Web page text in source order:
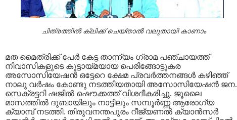
ചിത്രത്തില്‍ ക്ലിക്ക് ചെയ്താല്‍ വലുതായി കാണാം
മത മൈത്രിക്ക് പേര്‍ കേട്ട താന്ന്യം ഗ്രാമ പഞ്ചായത്ത്
നിവാസികളുടെ കൂട്ടായ്മയായ പെരിങ്ങോട്ടുകര
അസോസിയേഷന്‍ ഒട്ടേറെ ക്ഷേമ പ്രവര്‍ത്തനങ്ങള്‍ കഴിഞ്ഞ്
നാലു വര്‍ഷം കോണ്ടു നടത്തിയതായി അസോസിയേഷന്‍ ജന.
സെക്രട്ടറി ഷജില്‍ ഷൌക്കത്ത് വിശദീകരിച്ചു. ജൂലൈ
മാസത്തില്‍ ദുബായിലും നാട്ടിലും സമ്പൂര്‍ണ്ണ ആരോഗ്യ
ക്യാമ്പ് നടത്തി. തിരുവനന്തപുരം റീജ്യണല്‍ ക്യാന്‍സര്‍